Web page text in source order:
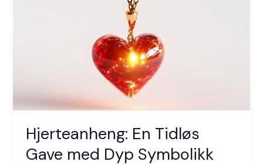
Hjerteanheng: En Tidløs
Gave med Dyp Symbolikk